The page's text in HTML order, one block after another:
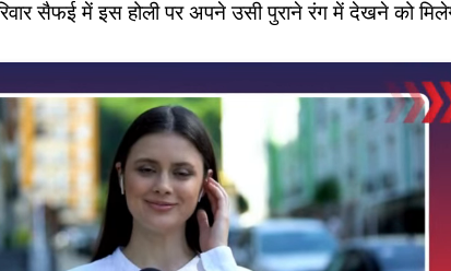
सैफई में इस होली पर अपने उसी पुराने रंग में देखने को